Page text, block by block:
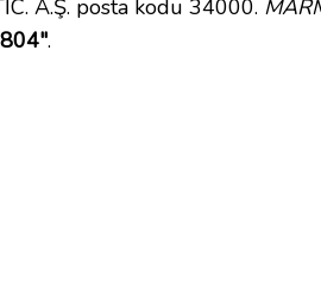
A.Ş. posta kodu 34000.
.